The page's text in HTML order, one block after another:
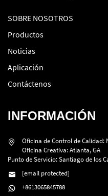
SOBRE NOSOTROS
Productos
Noticias
Aplicación
Contáctenos
INFORMACIÓN
Oficina de Control de Calidad:
Oficina Creativa: Atlanta, GA
Punto de Servicio: Santiago de los
[email protected]
+8613065845788